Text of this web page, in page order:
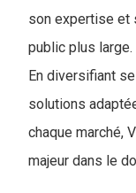
son expertise et
public plus large.
En diversifiant
solutions
chaque marché,
majeur dans le